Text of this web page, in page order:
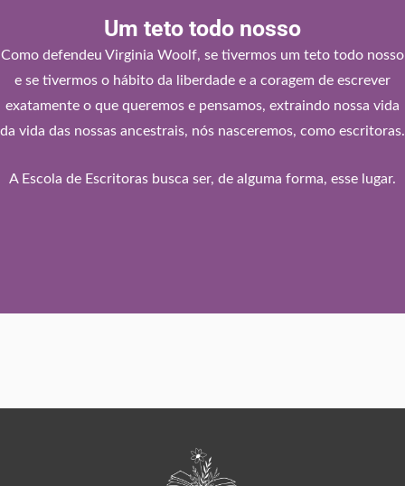
Um teto todo nosso
Como defendeu Virginia Woolf, se tivermos um teto todo nosso
e se tivermos o hábito da liberdade e a coragem de escrever
exatamente o que queremos e pensamos, extraindo nossa vida
da vida das nossas ancestrais, nós nasceremos, como escritoras.
A Escola de Escritoras busca ser, de alguma forma, esse lugar.